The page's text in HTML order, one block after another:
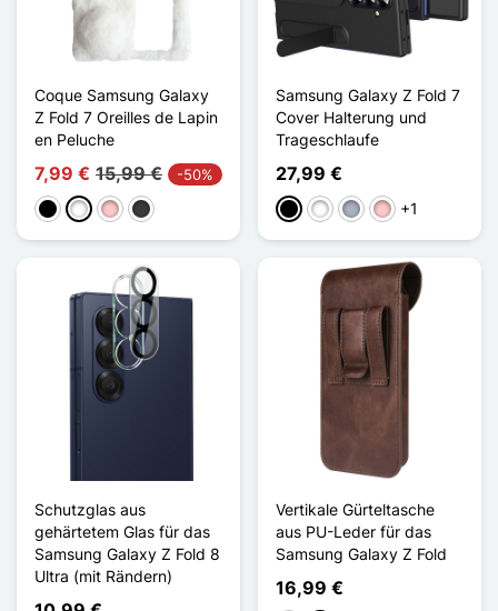
Coque Samsung Galaxy
Z Fold 7 Oreilles de Lapin
en Peluche
7,99 € 15,99 € -50%
Schwarz
WeißPinkDunkelgrau
Samsung Galaxy Z Fold 7
Cover Halterung und
Trageschlaufe
27,99 €
Schwarz
WeißGrauPink+1
Schutzglas aus
gehärtetem Glas für das
Samsung Galaxy Z Fold 8
Ultra (mit Rändern)
Vertikale Gürteltasche
aus PU-Leder für das
Samsung Galaxy Z Fold
16,99 €